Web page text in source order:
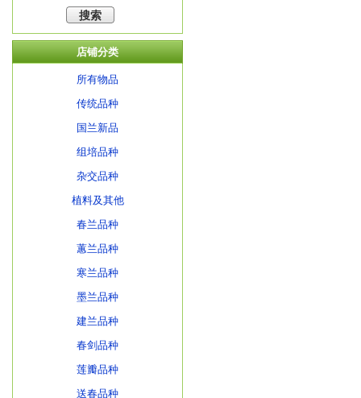
店铺分类
所有物品
传统品种
国兰新品
组培品种
杂交品种
植料及其他
春兰品种
蕙兰品种
寒兰品种
墨兰品种
建兰品种
春剑品种
莲瓣品种
送春品种